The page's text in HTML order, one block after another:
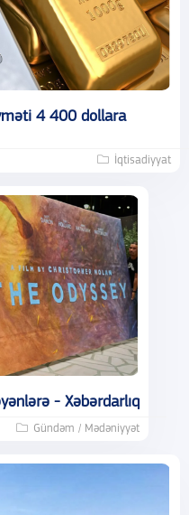
4 400 dollara
İqtisadiyyat
- Xəbərdarlıq
Gündəm / Mədəniyyət